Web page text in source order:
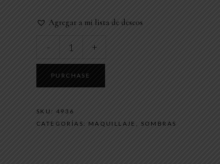
Agregar a mi lista de deseos
COLORES
quantity
- +
PURCHASE
SKU: 4936
CATEGORÍAS: MAQUILLAJE , SOMBRAS